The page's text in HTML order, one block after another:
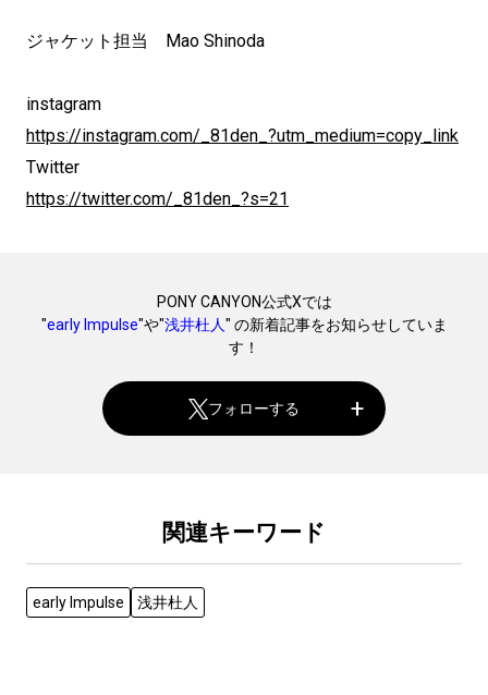
ジャケット担当 Mao Shinoda
instagram
https://instagram.com/_81den_?utm_medium=copy_link
Twitter
https://twitter.com/_81den_?s=21
PONY CANYON公式Xでは
"early Impulse"や"浅井杜人" の新着記事をお知らせしていま
す！
フォローする
関連キーワード
early Impulse 浅井杜人